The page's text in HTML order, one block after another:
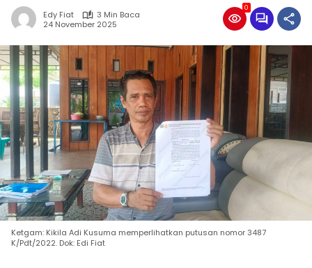
Edy Fiat
3 Min Baca
24 November 2025
0
Ketgam: Kikila Adi Kusuma memperlihatkan putusan nomor 3487
K/Pdt/2022. Dok: Edi Fiat